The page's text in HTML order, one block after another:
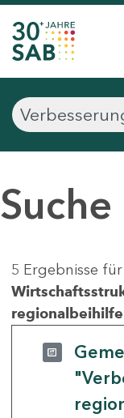
Suche
5 Ergebnisse für